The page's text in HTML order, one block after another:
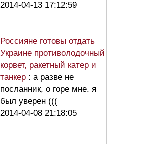
2014-04-13 17:12:59
Россияне готовы отдать
Украине противолодочный
корвет, ракетный катер и
танкер : а разве не
посланник, о горе мне. я
был уверен (((
2014-04-08 21:18:05